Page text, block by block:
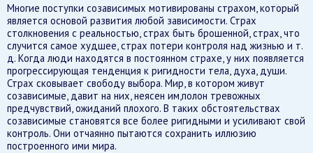
Многие поступки созависимых мотивированы страхом, который
является основой развития любой зависимости. Страх
столкновения с реальностью, страх быть брошенной, страх, что
случится самое худшее, страх потери контроля над жизнью и т.
д. Когда люди находятся в постоянном страхе, у них появляется
прогрессирующая тенденция к ригидности тела, духа, души.
Страх сковывает свободу выбора. Мир, в котором живут
созависимые, давит на них, неясен им,полон тревожных
предчувствий, ожиданий плохого. В таких обстоятельствах
созависимые становятся все более ригидными и усиливают свой
контроль. Они отчаянно пытаются сохранить иллюзию
построенного ими мира.